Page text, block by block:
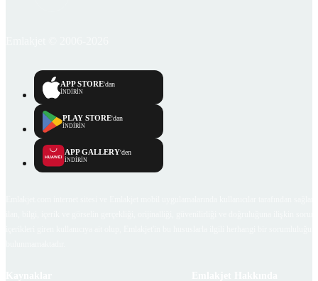
APP STORE'dan
İNDİRİN
PLAY STORE'dan
İNDİRİN
APP GALLERY'den
İNDİRİN